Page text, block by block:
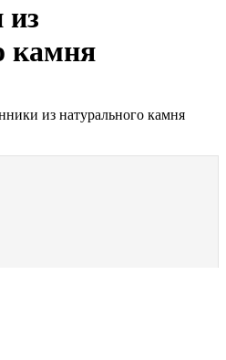
из
камня
из натурального камня